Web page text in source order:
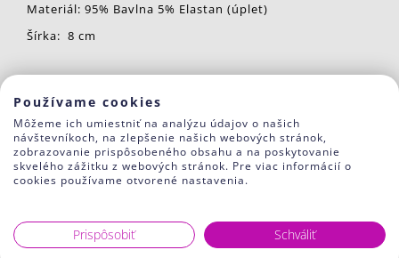
Materiál: 95% Bavlna 5% Elastan (úplet)
Šírka: 8 cm
FARBY:
J3 žltá horčicová
Súvisiaci tovar
Používame cookies
Môžeme ich umiestniť na analýzu údajov o našich
návštevníkoch, na zlepšenie našich webových stránok,
zobrazovanie prispôsobeného obsahu a na poskytovanie
skvelého zážitku z webových stránok. Pre viac informácií o
cookies používame otvorené nastavenia.
Prispôsobiť Schváliť